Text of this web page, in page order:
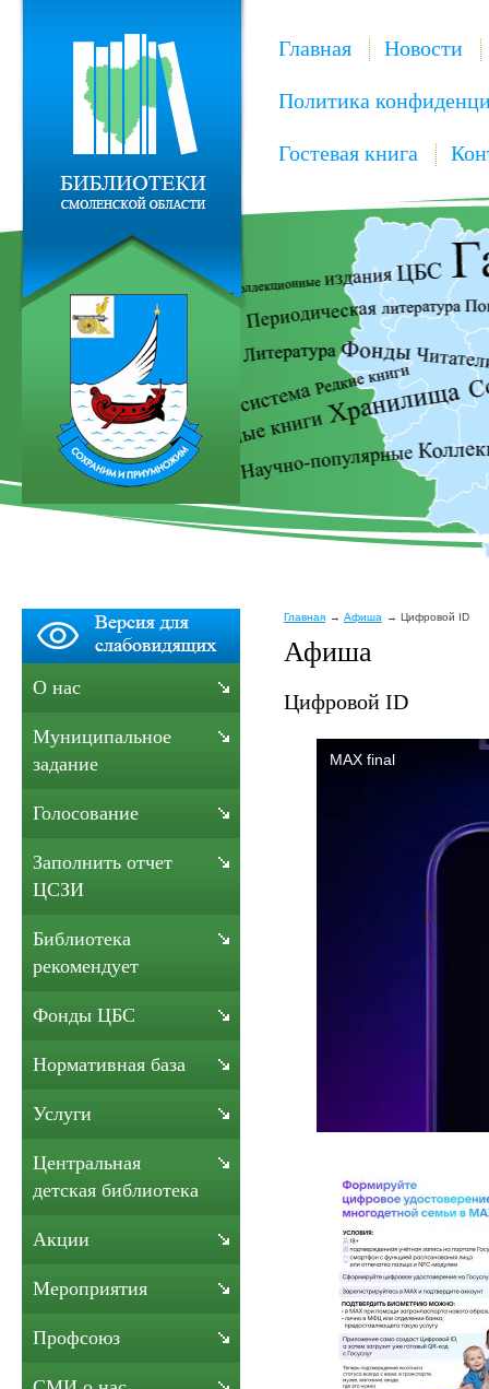
Главная Новости
Политика
Гостевая книга
Главная Афиша Цифровой ID
Афиша
Цифровой ID
О нас
Муниципальное
задание
Голосование
Заполнить отчет
ЦСЗИ
Библиотека
рекомендует
Фонды ЦБС
Нормативная база
Услуги
Центральная
детская библиотека
Акции
Мероприятия
Профсоюз